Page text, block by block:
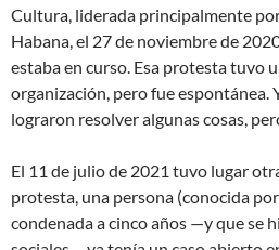
Cultura, liderada principalmente
Habana, el 27 de noviembre de
estaba en curso. Esa protesta tuvo
organización, pero fue espontánea.
lograron resolver algunas cosas,
El 11 de julio de 2021 tuvo lugar
protesta, una persona (conocida
condenada a cinco años —y que se